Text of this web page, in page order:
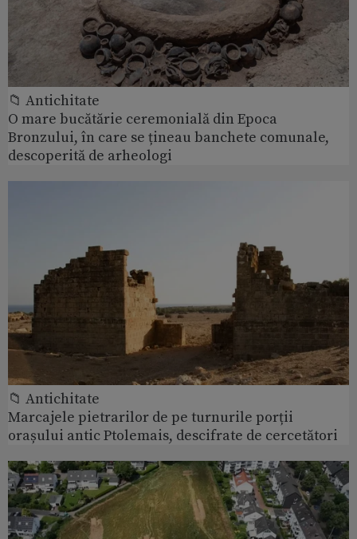
📁 Antichitate
O mare bucătărie ceremonială din Epoca
Bronzului, în care se țineau banchete comunale,
descoperită de arheologi
📁 Antichitate
Marcajele pietrarilor de pe turnurile porții
orașului antic Ptolemais, descifrate de cercetători